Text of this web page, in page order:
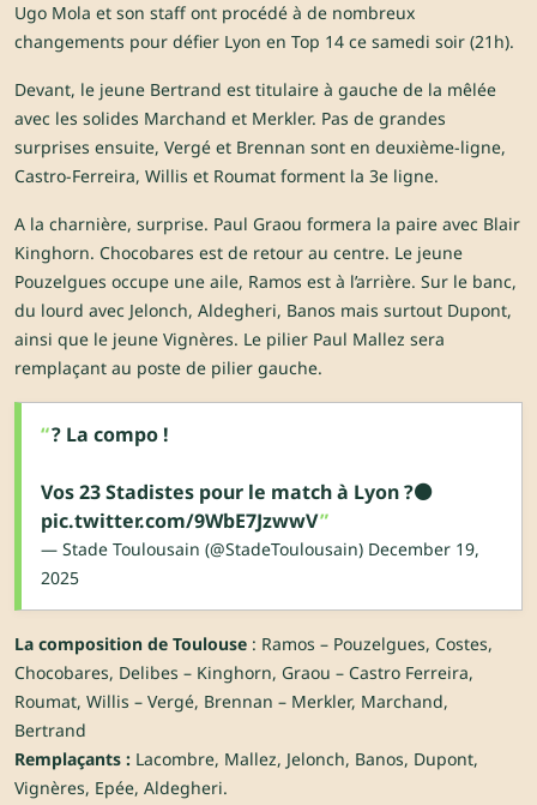
Ugo Mola et son staff ont procédé à de nombreux
changements pour défier Lyon en Top 14 ce samedi soir (21h).
Devant, le jeune Bertrand est titulaire à gauche de la mêlée
avec les solides Marchand et Merkler. Pas de grandes
surprises ensuite, Vergé et Brennan sont en deuxième-ligne,
Castro-Ferreira, Willis et Roumat forment la 3e ligne.
A la charnière, surprise. Paul Graou formera la paire avec Blair
Kinghorn. Chocobares est de retour au centre. Le jeune
Pouzelgues occupe une aile, Ramos est à l’arrière. Sur le banc,
du lourd avec Jelonch, Aldegheri, Banos mais surtout Dupont,
ainsi que le jeune Vignères. Le pilier Paul Mallez sera
remplaçant au poste de pilier gauche.
? La compo !
Vos 23 Stadistes pour le match à Lyon ?⚫️
pic.twitter.com/9WbE7JzwwV
— Stade Toulousain (@StadeToulousain) December 19,
2025
La composition de Toulouse : Ramos – Pouzelgues, Costes,
Chocobares, Delibes – Kinghorn, Graou – Castro Ferreira,
Roumat, Willis – Vergé, Brennan – Merkler, Marchand,
Bertrand
Remplaçants : Lacombre, Mallez, Jelonch, Banos, Dupont,
Vignères, Epée, Aldegheri.